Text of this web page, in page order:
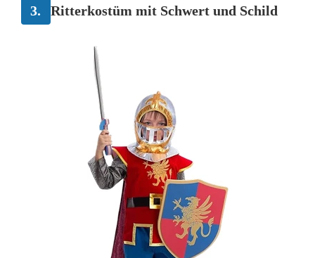
3. Ritterkostüm mit Schwert und Schild